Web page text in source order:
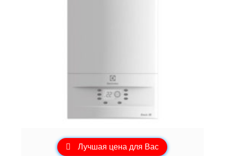
Лучшая цена для Вас